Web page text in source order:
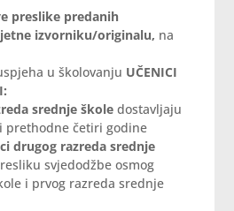
preslike predanih
izvorniku/originalu, na
u školovanju UČENICI
srednje škole dostavljaju
prethodne četiri godine
drugog razreda srednje
svjedodžbe osmog
i prvog razreda srednje